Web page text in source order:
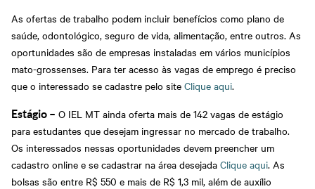
As ofertas de trabalho podem incluir benefícios como plano de
saúde, odontológico, seguro de vida, alimentação, entre outros. As
oportunidades são de empresas instaladas em vários municípios
mato-grossenses. Para ter acesso às vagas de emprego é preciso
que o interessado se cadastre pelo site Clique aqui.
Estágio – O IEL MT ainda oferta mais de 142 vagas de estágio
para estudantes que desejam ingressar no mercado de trabalho.
Os interessados nessas oportunidades devem preencher um
cadastro online e se cadastrar na área desejada Clique aqui. As
bolsas são entre R$ 550 e mais de R$ 1,3 mil, além de auxílio